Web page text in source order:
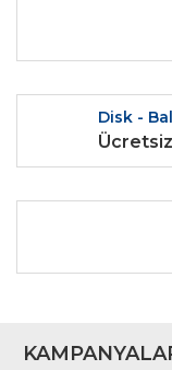
Disk -